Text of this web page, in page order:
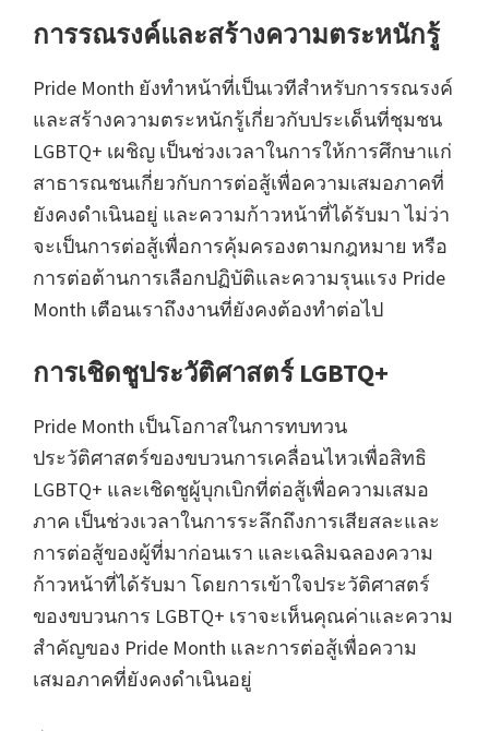
การรณรงค์และสร้างความตระหนักรู้
Pride Month ยังทำหน้าที่เป็นเวทีสำหรับการรณรงค์
และสร้างความตระหนักรู้เกี่ยวกับประเด็นที่ชุมชน
LGBTQ+ เผชิญ เป็นช่วงเวลาในการให้การศึกษาแก่
สาธารณชนเกี่ยวกับการต่อสู้เพื่อความเสมอภาคที่
ยังคงดำเนินอยู่ และความก้าวหน้าที่ได้รับมา ไม่ว่า
จะเป็นการต่อสู้เพื่อการคุ้มครองตามกฎหมาย หรือ
การต่อต้านการเลือกปฏิบัติและความรุนแรง Pride
Month เตือนเราถึงงานที่ยังคงต้องทำต่อไป
การเชิดชูประวัติศาสตร์ LGBTQ+
Pride Month เป็นโอกาสในการทบทวน
ประวัติศาสตร์ของขบวนการเคลื่อนไหวเพื่อสิทธิ
LGBTQ+ และเชิดชูผู้บุกเบิกที่ต่อสู้เพื่อความเสมอ
ภาค เป็นช่วงเวลาในการระลึกถึงการเสียสละและ
การต่อสู้ของผู้ที่มาก่อนเรา และเฉลิมฉลองความ
ก้าวหน้าที่ได้รับมา โดยการเข้าใจประวัติศาสตร์
ของขบวนการ LGBTQ+ เราจะเห็นคุณค่าและความ
สำคัญของ Pride Month และการต่อสู้เพื่อความ
เสมอภาคที่ยังคงดำเนินอยู่